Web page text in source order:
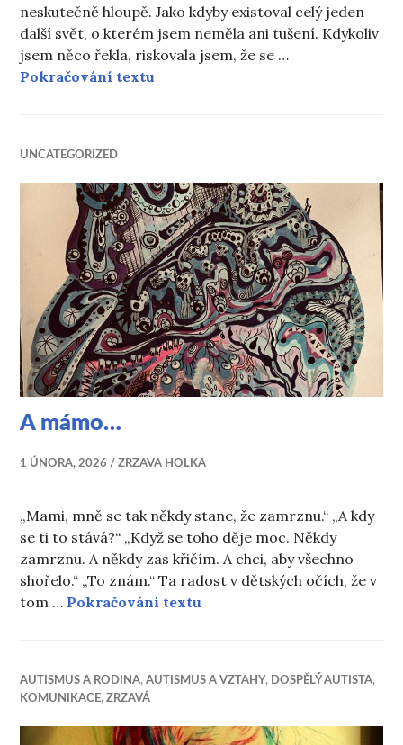
neskutečně hloupě. Jako kdyby existoval celý jeden
další svět, o kterém jsem neměla ani tušení. Kdykoliv
jsem něco řekla, riskovala jsem, že se …
Pokračování textu
UNCATEGORIZED
A mámo…
1 ÚNORA, 2026 ZRZAVA HOLKA
„Mami, mně se tak někdy stane, že zamrznu.“ „A kdy
se ti to stává?“ „Když se toho děje moc. Někdy
zamrznu. A někdy zas křičím. A chci, aby všechno
shořelo.“ „To znám.“ Ta radost v dětských očích, že v
tom … Pokračování textu
AUTISMUS A RODINA,AUTISMUS A VZTAHY, DOSPĚLÝ AUTISTA,
KOMUNIKACE,ZRZAVÁ